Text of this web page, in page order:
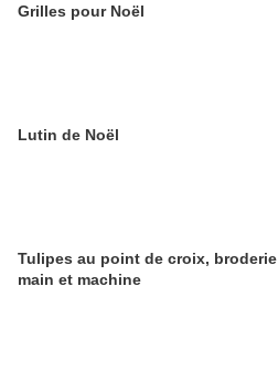
Grilles pour Noël
Lutin de Noël
Tulipes au point de croix, broderie
main et machine